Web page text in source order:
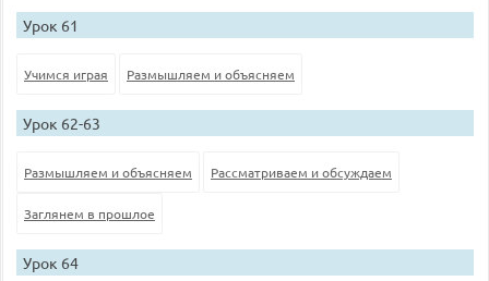
Урок 61
Учимся играя Размышляем и объясняем
Урок 62-63
Размышляем и объясняем Рассматриваем и обсуждаем
Заглянем в прошлое
Урок 64